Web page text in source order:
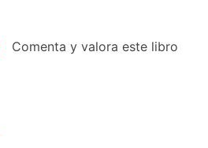
Comenta y valora este libro